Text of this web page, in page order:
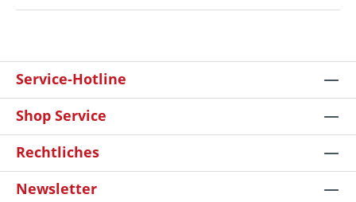
Service-Hotline
Shop Service
Rechtliches
Newsletter